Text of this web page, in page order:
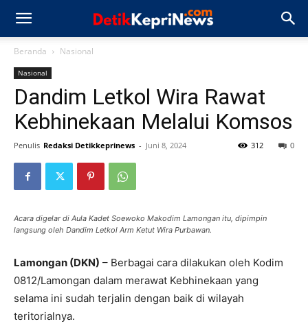
Beranda Nasional
Nasional
Dandim Letkol Wira Rawat
Kebhinekaan Melalui Komsos
Penulis Redaksi Detikkeprinews - Juni 8, 2024 0
312
Acara digelar di Aula Kadet Soewoko Makodim Lamongan itu, dipimpin
langsung oleh Dandim Letkol Arm Ketut Wira Purbawan.
Lamongan (DKN) – Berbagai cara dilakukan oleh Kodim
0812/Lamongan dalam merawat Kebhinekaan yang
selama ini sudah terjalin dengan baik di wilayah
teritorialnya.